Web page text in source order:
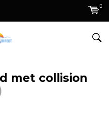
0
met collision